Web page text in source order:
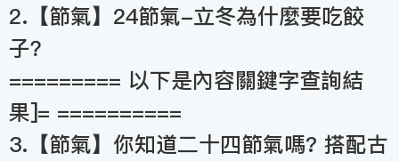
2.【節氣】24節氣-立冬為什麼要吃餃
子？
========= 以下是內容關鍵字查詢結
果]= ==========
3.【節氣】你知道二十四節氣嗎? 搭配古